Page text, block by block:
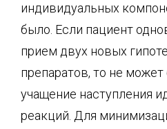
индивидуальных
было. Если пациент
прием двух новых
препаратов, то не
учащение наступления
реакций. Для